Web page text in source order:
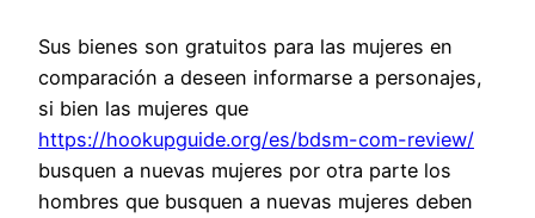
Sus bienes son gratuitos para las mujeres en
comparación a deseen informarse a personajes,
si bien las mujeres que
https://hookupguide.org/es/bdsm-com-review/
busquen a nuevas mujeres por otra parte los
hombres que busquen a nuevas mujeres deben